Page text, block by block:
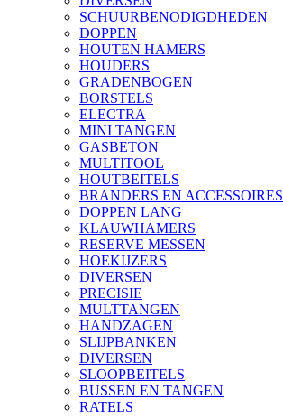
SCHUURBENODIGDHEDEN
DOPPEN
HOUTEN HAMERS
HOUDERS
GRADENBOGEN
BORSTELS
ELECTRA
MINI TANGEN
GASBETON
MULTITOOL
HOUTBEITELS
BRANDERS EN ACCESSOIRES
DOPPEN LANG
KLAUWHAMERS
RESERVE MESSEN
HOEKIJZERS
DIVERSEN
PRECISIE
MULTTANGEN
HANDZAGEN
SLIJPBANKEN
DIVERSEN
SLOOPBEITELS
BUSSEN EN TANGEN
RATELS